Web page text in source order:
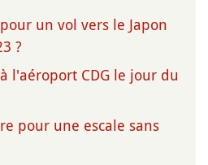
un vol vers le Japon
?
l'aéroport CDG le jour du
pour une escale sans